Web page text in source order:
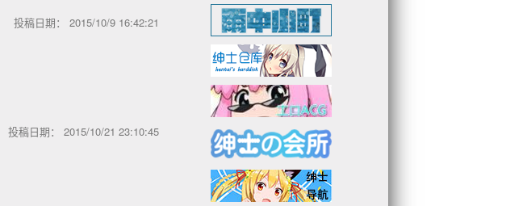
投稿日期： 2015/10/9 16:42:21
投稿日期： 2015/10/21 23:10:45